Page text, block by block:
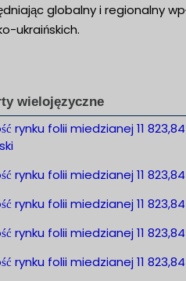
globalny i regionalny
ukraińskich.
wielojęzyczne
rynku folii miedzianej 11
rynku folii miedzianej 11
rynku folii miedzianej 11
rynku folii miedzianej 11
rynku folii miedzianej 11